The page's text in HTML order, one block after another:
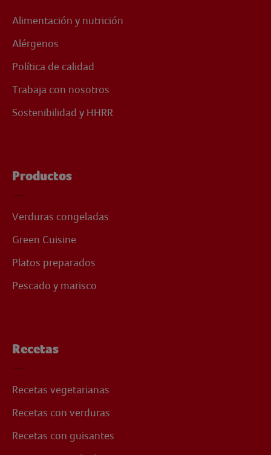
Alimentación y nutrición
Alérgenos
Política de calidad
Trabaja con nosotros
Sostenibilidad y HHRR
Productos
Verduras congeladas
Green Cuisine
Platos preparados
Pescado y marisco
Recetas
Recetas vegetarianas
Recetas con verduras
Recetas con guisantes